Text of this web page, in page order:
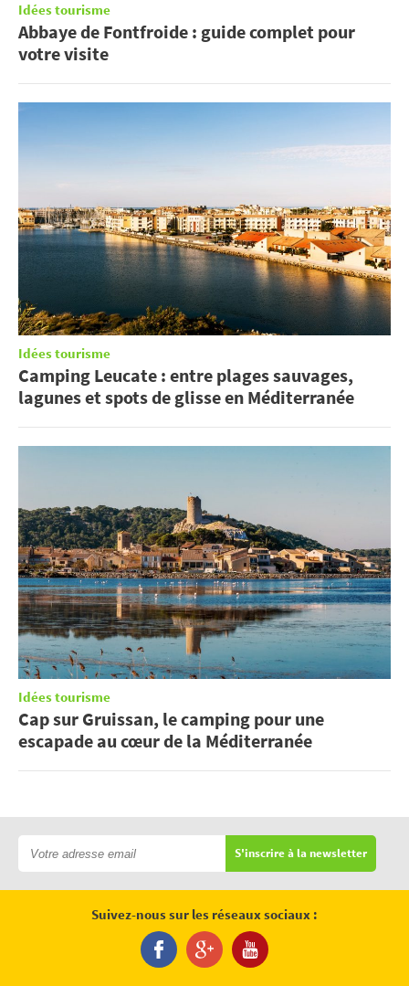
Idées tourisme
Abbaye de Fontfroide : guide complet pour
votre visite
Idées tourisme
Camping Leucate : entre plages sauvages,
lagunes et spots de glisse en Méditerranée
Idées tourisme
Cap sur Gruissan, le camping pour une
escapade au cœur de la Méditerranée
S'inscrire à la newsletter
Suivez-nous sur les réseaux sociaux :